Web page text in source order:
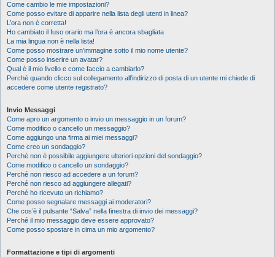
Come cambio le mie impostazioni?
Come posso evitare di apparire nella lista degli utenti in linea?
L’ora non è corretta!
Ho cambiato il fuso orario ma l’ora è ancora sbagliata
La mia lingua non è nella lista!
Come posso mostrare un’immagine sotto il mio nome utente?
Come posso inserire un avatar?
Qual è il mio livello e come faccio a cambiarlo?
Perché quando clicco sul collegamento all’indirizzo di posta di un utente mi chiede di
accedere come utente registrato?
Invio Messaggi
Come apro un argomento o invio un messaggio in un forum?
Come modifico o cancello un messaggio?
Come aggiungo una firma ai miei messaggi?
Come creo un sondaggio?
Perché non è possibile aggiungere ulteriori opzioni del sondaggio?
Come modifico o cancello un sondaggio?
Perché non riesco ad accedere a un forum?
Perché non riesco ad aggiungere allegati?
Perché ho ricevuto un richiamo?
Come posso segnalare messaggi ai moderatori?
Che cos’è il pulsante “Salva” nella finestra di invio dei messaggi?
Perché il mio messaggio deve essere approvato?
Come posso spostare in cima un mio argomento?
Formattazione e tipi di argomenti